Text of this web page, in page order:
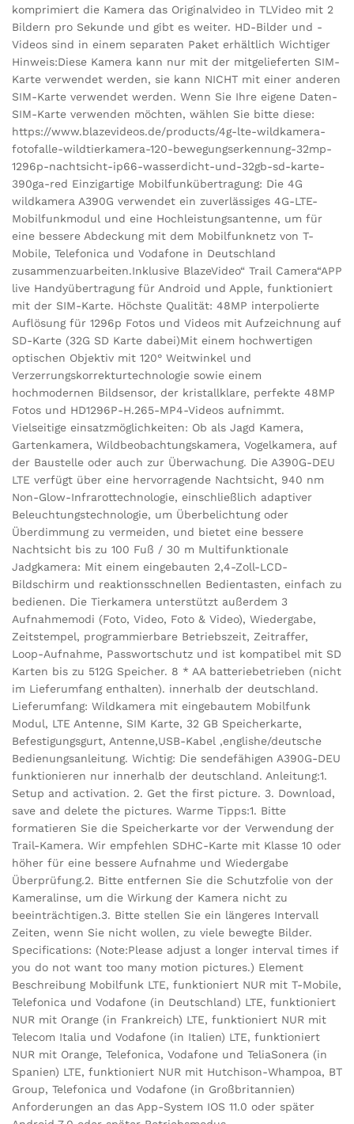
komprimiert die Kamera das Originalvideo in TLVideo mit 2
Bildern pro Sekunde und gibt es weiter. HD-Bilder und -
Videos sind in einem separaten Paket erhältlich Wichtiger
Hinweis:Diese Kamera kann nur mit der mitgelieferten SIM-
Karte verwendet werden, sie kann NICHT mit einer anderen
SIM-Karte verwendet werden. Wenn Sie Ihre eigene Daten-
SIM-Karte verwenden möchten, wählen Sie bitte diese:
https://www.blazevideos.de/products/4g-lte-wildkamera-
fotofalle-wildtierkamera-120-bewegungserkennung-32mp-
1296p-nachtsicht-ip66-wasserdicht-und-32gb-sd-karte-
390ga-red Einzigartige Mobilfunkübertragung: Die 4G
wildkamera A390G verwendet ein zuverlässiges 4G-LTE-
Mobilfunkmodul und eine Hochleistungsantenne, um für
eine bessere Abdeckung mit dem Mobilfunknetz von T-
Mobile, Telefonica und Vodafone in Deutschland
zusammenzuarbeiten.Inklusive BlazeVideo“ Trail Camera“APP
live Handyübertragung für Android und Apple, funktioniert
mit der SIM-Karte. Höchste Qualität: 48MP interpolierte
Auflösung für 1296p Fotos und Videos mit Aufzeichnung auf
SD-Karte (32G SD Karte dabei)Mit einem hochwertigen
optischen Objektiv mit 120° Weitwinkel und
Verzerrungskorrekturtechnologie sowie einem
hochmodernen Bildsensor, der kristallklare, perfekte 48MP
Fotos und HD1296P-H.265-MP4-Videos aufnimmt.
Vielseitige einsatzmöglichkeiten: Ob als Jagd Kamera,
Gartenkamera, Wildbeobachtungskamera, Vogelkamera, auf
der Baustelle oder auch zur Überwachung. Die A390G-DEU
LTE verfügt über eine hervorragende Nachtsicht, 940 nm
Non-Glow-Infrarottechnologie, einschließlich adaptiver
Beleuchtungstechnologie, um Überbelichtung oder
Überdimmung zu vermeiden, und bietet eine bessere
Nachtsicht bis zu 100 Fuß / 30 m Multifunktionale
Jadgkamera: Mit einem eingebauten 2,4-Zoll-LCD-
Bildschirm und reaktionsschnellen Bedientasten, einfach zu
bedienen. Die Tierkamera unterstützt außerdem 3
Aufnahmemodi (Foto, Video, Foto & Video), Wiedergabe,
Zeitstempel, programmierbare Betriebszeit, Zeitraffer,
Loop-Aufnahme, Passwortschutz und ist kompatibel mit SD
Karten bis zu 512G Speicher. 8 * AA batteriebetrieben (nicht
im Lieferumfang enthalten). innerhalb der deutschland.
Lieferumfang: Wildkamera mit eingebautem Mobilfunk
Modul, LTE Antenne, SIM Karte, 32 GB Speicherkarte,
Befestigungsgurt, Antenne,USB-Kabel ,englishe/deutsche
Bedienungsanleitung. Wichtig: Die sendefähigen A390G-DEU
funktionieren nur innerhalb der deutschland. Anleitung:1.
Setup and activation. 2. Get the first picture. 3. Download,
save and delete the pictures. Warme Tipps:1. Bitte
formatieren Sie die Speicherkarte vor der Verwendung der
Trail-Kamera. Wir empfehlen SDHC-Karte mit Klasse 10 oder
höher für eine bessere Aufnahme und Wiedergabe
Überprüfung.2. Bitte entfernen Sie die Schutzfolie von der
Kameralinse, um die Wirkung der Kamera nicht zu
beeinträchtigen.3. Bitte stellen Sie ein längeres Intervall
Zeiten, wenn Sie nicht wollen, zu viele bewegte Bilder.
Specifications: (Note:Please adjust a longer interval times if
you do not want too many motion pictures.) Element
Beschreibung Mobilfunk LTE, funktioniert NUR mit T-Mobile,
Telefonica und Vodafone (in Deutschland) LTE, funktioniert
NUR mit Orange (in Frankreich) LTE, funktioniert NUR mit
Telecom Italia und Vodafone (in Italien) LTE, funktioniert
NUR mit Orange, Telefonica, Vodafone und TeliaSonera (in
Spanien) LTE, funktioniert NUR mit Hutchison-Whampoa, BT
Group, Telefonica und Vodafone (in Großbritannien)
Anforderungen an das App-System IOS 11.0 oder später